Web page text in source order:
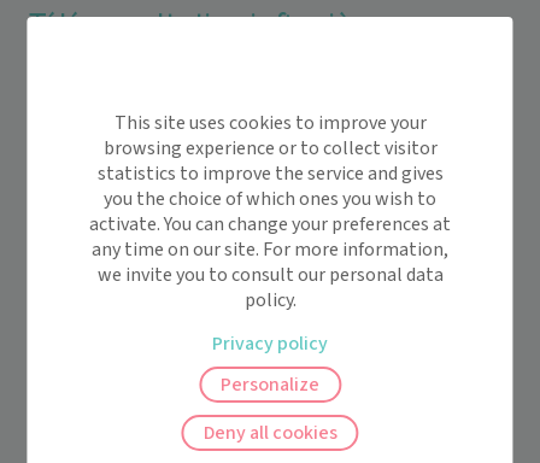
Téléconsultation infirmière en
adapté
téléconsultation assistéevous permet de contacter
votre médecin à distance dans les mêmes conditions qu’en
consultation physique. En étant assisté par un
professionnel de santé, vous êtes accompagné dans la
pratique mais aussi dans la compréhension de votre suivi.
résidents de voir plus régulièrement leur médecin
traitant, même si ce dernier est en déplacement. La
qualité du suivi est assurée et les résidents peuvent
maintenir le lien avec leur médecin.
This site uses cookies to improve your
browsing experience or to collect visitor
statistics to improve the service and gives
you the choice of which ones you wish to
activate. You can change your preferences at
any time on our site. For more information,
we invite you to consult our personal data
policy.
Deny all cookies
Personalize
Privacy policy